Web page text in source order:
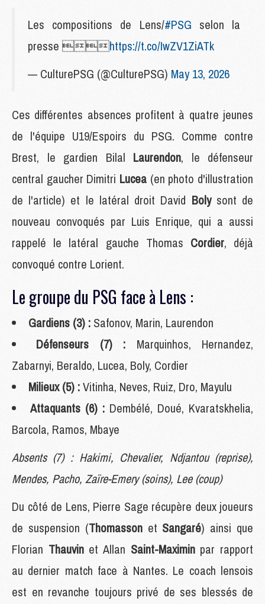
Les compositions de Lens/#PSG selon la
presse https://t.co/IwZV1ZiATk
— CulturePSG (@CulturePSG) May 13, 2026
Ces différentes absences profitent à quatre jeunes
de l'équipe U19/Espoirs du PSG. Comme contre
Brest, le gardien Bilal Laurendon, le défenseur
central gaucher Dimitri Lucea (en photo d'illustration
de l'article) et le latéral droit David Boly sont de
nouveau convoqués par Luis Enrique, qui a aussi
rappelé le latéral gauche Thomas Cordier, déjà
convoqué contre Lorient.
Le groupe du PSG face à Lens :
Gardiens (3) : Safonov, Marin, Laurendon
Défenseurs (7) : Marquinhos, Hernandez,
Zabarnyi, Beraldo, Lucea, Boly, Cordier
Milieux (5) :Vitinha, Neves, Ruiz, Dro, Mayulu
Attaquants (6) : Dembélé, Doué, Kvaratskhelia,
Barcola, Ramos, Mbaye
Absents (7) : Hakimi, Chevalier, Ndjantou (reprise),
Mendes, Pacho, Zaïre-Emery (soins), Lee (coup)
Du côté de Lens, Pierre Sage récupère deux joueurs
de suspension (Thomasson et Sangaré) ainsi que
Florian Thauvin et Allan Saint-Maximinpar rapport
au dernier match face à Nantes. Le coach lensois
est en revanche toujours privé de ses blessés de